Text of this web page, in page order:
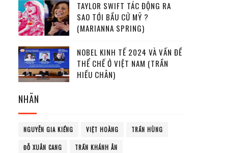
TAYLOR SWIFT TÁC ĐỘNG RA
SAO TỚI BẦU CỬ MỸ ?
(MARIANNA SPRING)
NOBEL KINH TẾ 2024 VÀ VẤN ĐỀ
THỂ CHẾ Ở VIỆT NAM (TRẦN
HIẾU CHÂN)
NHÃN
NGUYỄN GIA KIỂNG VIỆT HOÀNG TRẦN HÙNG
ĐỖ XUÂN CANG TRẦN KHÁNH ÂN